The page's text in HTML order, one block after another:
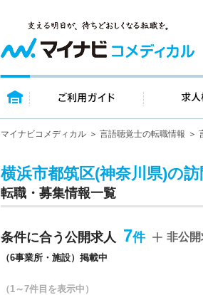
トップページ ご利用ガイド
マイナビコメディカル 言語聴覚士の転職情報
横浜市都筑区(神奈川県)の
転職・募集情報一覧
条件に合う公開求人 7
（6事業所・施設）掲載中
非公開
（1～7件目を表示中）